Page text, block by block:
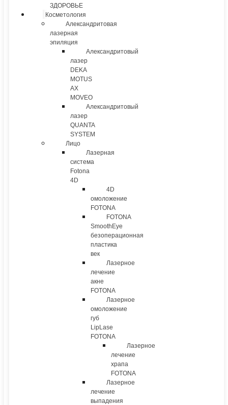
ЗДОРОВЬЕ
Косметология
Александритовая
лазерная
эпиляция
Александритовый
лазер
DEKA
MOTUS
AX
MOVEO
Александритовый
лазер
QUANTA
SYSTEM
Лицо
Лазерная
система
Fotona
4D
4D
омоложение
FOTONA
FOTONA
SmoothEye
безоперационная
пластика
век
Лазерное
лечение
акне
FOTONA
Лазерное
омоложение
губ
LipLase
FOTONA
Лазерное
лечение
храпа
FOTONA
Лазерное
лечение
выпадения